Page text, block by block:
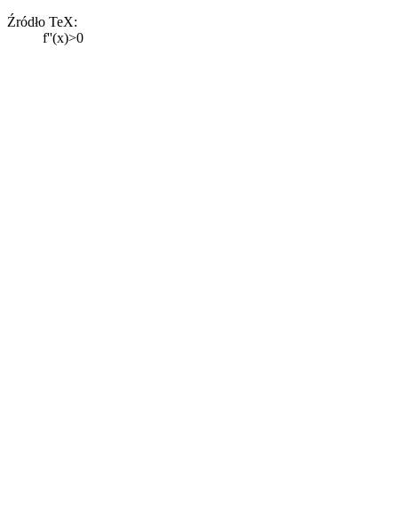
Źródło TeX:
f''(x)>0